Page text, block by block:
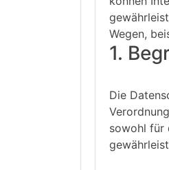
Wegen,
1.
Die
sowohl für